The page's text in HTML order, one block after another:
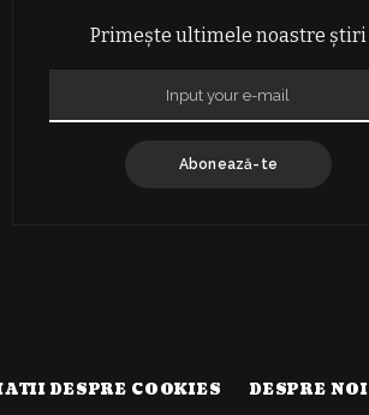
Primește ultimele noastre știri
Abonează-te
DESPRE COOKIES
DESPRE NOI